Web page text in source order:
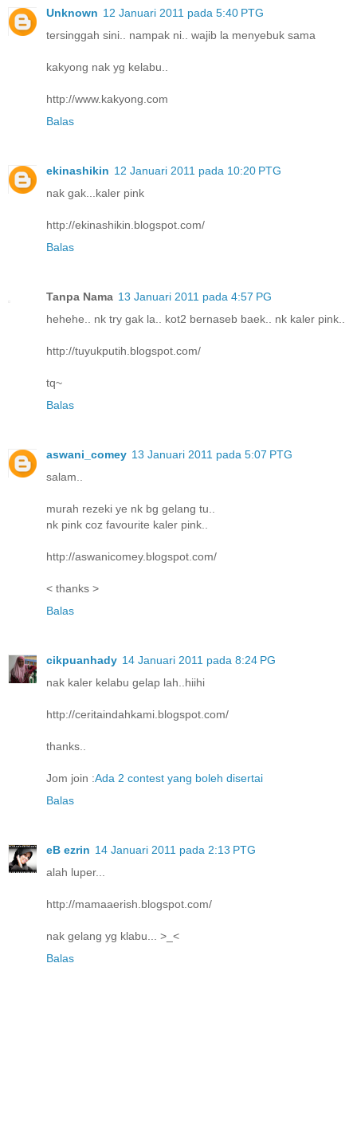
Unknown 12 Januari 2011 pada 5:40 PTG
tersinggah sini.. nampak ni.. wajib la menyebuk sama
kakyong nak yg kelabu..
http://www.kakyong.com
Balas
ekinashikin 12 Januari 2011 pada 10:20 PTG
nak gak...kaler pink
http://ekinashikin.blogspot.com/
Balas
Tanpa Nama 13 Januari 2011 pada 4:57 PG
hehehe.. nk try gak la.. kot2 bernaseb baek.. nk kaler pink..
http://tuyukputih.blogspot.com/
tq~
Balas
aswani_comey 13 Januari 2011 pada 5:07 PTG
salam..
murah rezeki ye nk bg gelang tu..
nk pink coz favourite kaler pink..
http://aswanicomey.blogspot.com/
< thanks >
Balas
cikpuanhady 14 Januari 2011 pada 8:24 PG
nak kaler kelabu gelap lah..hiihi
http://ceritaindahkami.blogspot.com/
thanks..
Jom join :Ada 2 contest yang boleh disertai
Balas
eB ezrin 14 Januari 2011 pada 2:13 PTG
alah luper...
http://mamaaerish.blogspot.com/
nak gelang yg klabu... >_<
Balas